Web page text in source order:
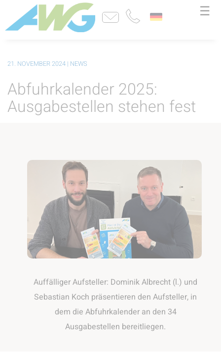
☰
21. NOVEMBER 2024 | NEWS
Abfuhrkalender 2025:
Ausgabestellen stehen fest
Auffälliger Aufsteller: Dominik Albrecht (l.) und
Sebastian Koch präsentieren den Aufsteller, in
dem die Abfuhrkalender an den 34
Ausgabestellen bereitliegen.